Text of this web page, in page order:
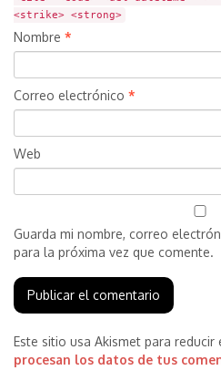
<strike> <strong>
Nombre *
Correo electrónico *
Web
Guarda mi nombre, correo
para la próxima vez que comente.
Este sitio usa Akismet para reducir
procesan los datos de tus